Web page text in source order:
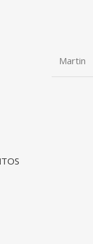
Martin